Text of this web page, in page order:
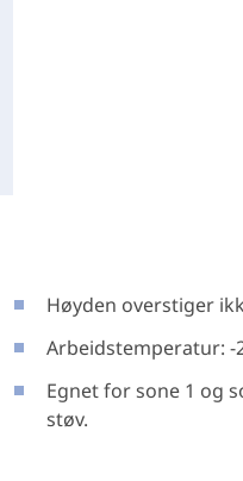
Høyden overstiger
Arbeidstemperatur: -
Egnet for sone 1 og
støv.